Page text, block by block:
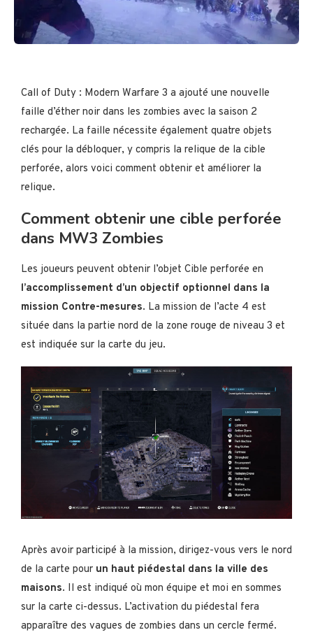
Call of Duty : Modern Warfare 3 a ajouté une nouvelle
faille d’éther noir dans les zombies avec la saison 2
rechargée. La faille nécessite également quatre objets
clés pour la débloquer, y compris la relique de la cible
perforée, alors voici comment obtenir et améliorer la
relique.
Comment obtenir une cible perforée
dans MW3 Zombies
Les joueurs peuvent obtenir l’objet Cible perforée en
l’accomplissement d’un objectif optionnel dans la
mission Contre-mesures. La mission de l’acte 4 est
située dans la partie nord de la zone rouge de niveau 3 et
est indiquée sur la carte du jeu.
Après avoir participé à la mission, dirigez-vous vers le nord
de la carte pour un haut piédestal dans la ville des
maisons. Il est indiqué où mon équipe et moi en sommes
sur la carte ci-dessus. L’activation du piédestal fera
apparaître des vagues de zombies dans un cercle fermé.